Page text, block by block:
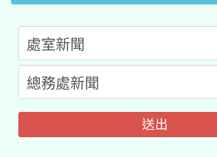
接種之民眾」措施，延
月28日止
送出